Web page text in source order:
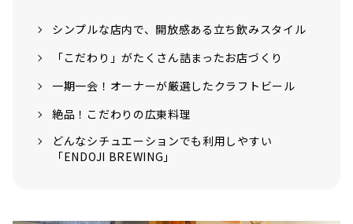
シンプルな店内で、開放感ある立ち飲みスタイル
「こだわり」がたくさん詰まったお店づくり
一期一会！オーナーが厳選したクラフトビール
絶品！こだわりの広東料理
どんなシチュエーションでも利用しやすい
「ENDOJI BREWING」